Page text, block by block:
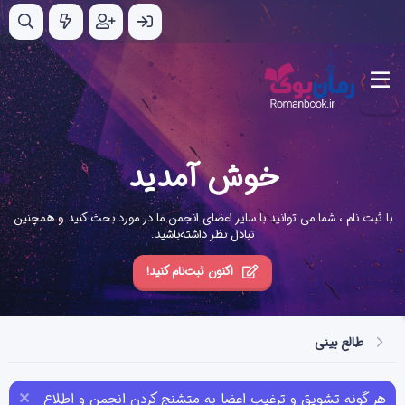
خوش آمدید
با ثبت نام ، شما می توانید با سایر اعضای انجمن ما در مورد بحث کنید و همچنین
تبادل نظر داشته‌باشید.
اکنون ثبت‌نام کنید!
طالع بینی
هر گونه تشویق و ترغیب اعضا به متشنج کردن انجمن و اطلاع